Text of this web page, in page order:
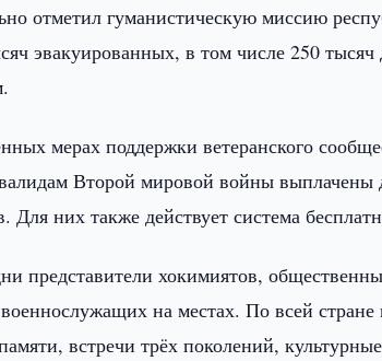
отметил гуманистическую миссию
эвакуированных, в том числе 250
мерах поддержки ветеранского
Второй мировой войны выплачены
них также действует система
представители хокимиятов,
на местах. По всей стране
встречи трёх поколений,